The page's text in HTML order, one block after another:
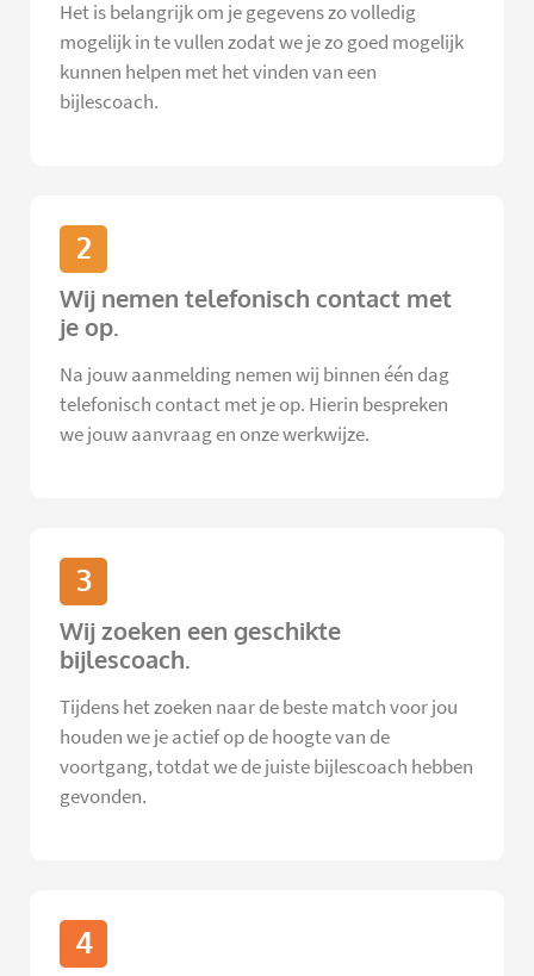
Het is belangrijk om je gegevens zo volledig
mogelijk in te vullen zodat we je zo goed mogelijk
kunnen helpen met het vinden van een
bijlescoach.
2
Wij nemen telefonisch contact met
je op.
Na jouw aanmelding nemen wij binnen één dag
telefonisch contact met je op. Hierin bespreken
we jouw aanvraag en onze werkwijze.
3
Wij zoeken een geschikte
bijlescoach.
Tijdens het zoeken naar de beste match voor jou
houden we je actief op de hoogte van de
voortgang, totdat we de juiste bijlescoach hebben
gevonden.
4